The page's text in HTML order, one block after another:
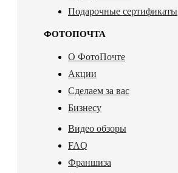
Подарочные сертификаты
ФОТОПОЧТА
О ФотоПочте
Акции
Сделаем за вас
Бизнесу
Видео обзоры
FAQ
Франшиза